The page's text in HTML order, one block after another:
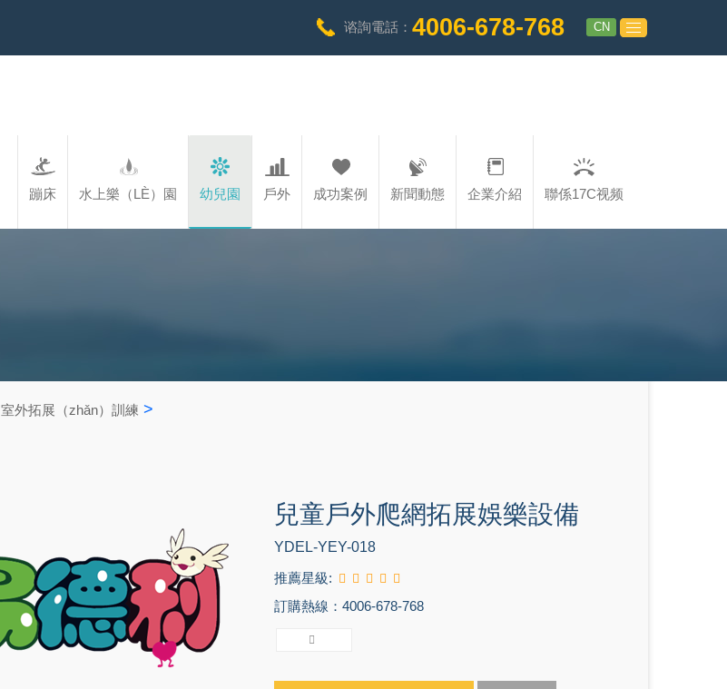
谘詢電話： 4006-678-768 CN
蹦床 水上樂（LÈ）園 幼兒園 戶外 成功案例 新聞動態 企業介紹 聯係17C视频
室外拓展（zhǎn）訓練 >
兒童戶外爬網拓展娛樂設備
YDEL-YEY-018
推薦星級:
訂購熱線：4006-678-768